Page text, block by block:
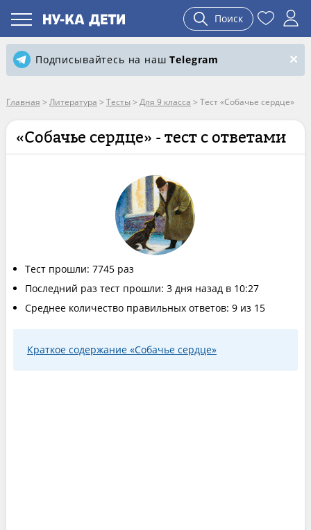
Поиск
Подписывайтесь на нашTelegram
Главная > Литература > Тесты > Для 9 класса > Тест «Собачье сердце»
«Собачье сердце» - тест с ответами
Тест прошли: 7745 раз
Последний раз тест прошли: 3 дня назад в 10:27
Среднее количество правильных ответов: 9 из 15
Краткое содержание «Собачье сердце»